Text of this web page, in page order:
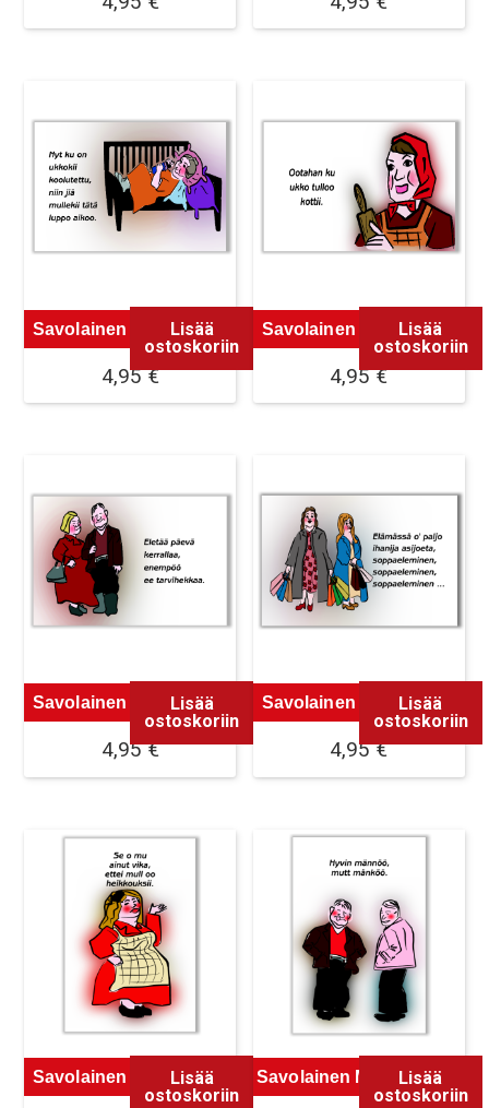
Savolainen Magneetti 5
4,95€
Lisää
ostoskoriin
Savolainen Magneetti 6
4,95€
Lisää
ostoskoriin
Savolainen Magneetti 7
4,95€
Lisää
ostoskoriin
Savolainen Magneetti 8
4,95€
Lisää
ostoskoriin
Savolainen Magneetti 9
Lisää
ostoskoriin
Savolainen Magneetti 10
Lisää
ostoskoriin